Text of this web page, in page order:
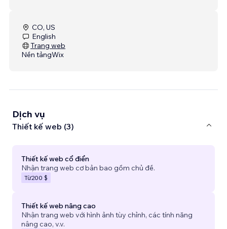
CO, US
English
Trang web
Nền tảngWix
Dịch vụ
Thiết kế web (3)
Thiết kế web cổ điển
Nhận trang web cơ bản bao gồm chủ đề.
Từ200 $
Thiết kế web nâng cao
Nhận trang web với hình ảnh tùy chỉnh, các tính năng
nâng cao, v.v.